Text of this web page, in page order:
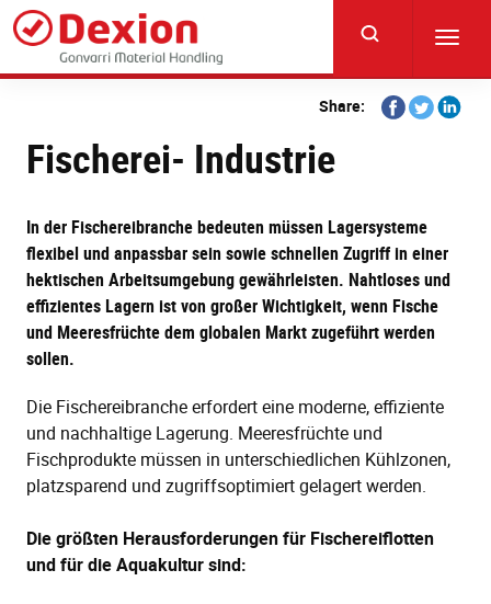
Skip
main
content
Share:
Share
on
Share
on
Share
Fischerei- Industrie
In der Fischereibranche bedeuten müssen Lagersysteme
flexibel und anpassbar sein sowie schnellen Zugriff in einer
hektischen Arbeitsumgebung gewährleisten. Nahtloses und
effizientes Lagern ist von großer Wichtigkeit, wenn Fische
und Meeresfrüchte dem globalen Markt zugeführt werden
sollen.
Die Fischereibranche erfordert eine moderne, effiziente
und nachhaltige Lagerung. Meeresfrüchte und
Fischprodukte müssen in unterschiedlichen Kühlzonen,
platzsparend und zugriffsoptimiert gelagert werden.
Die größten Herausforderungen für Fischereiflotten
und für die Aquakultur sind: